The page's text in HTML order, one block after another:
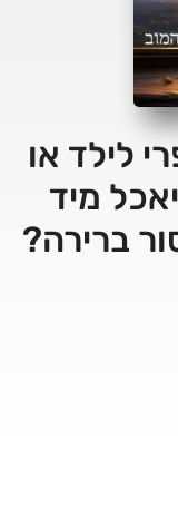
פרי לילד או
מיד
ברירה?